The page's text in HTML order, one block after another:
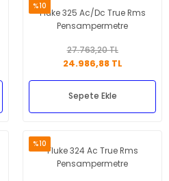
%10
Fluke 325 Ac/Dc True Rms
Pensampermetre
27.763,20 TL
24.986,88 TL
Sepete Ekle
%10
Fluke 324 Ac True Rms
Pensampermetre